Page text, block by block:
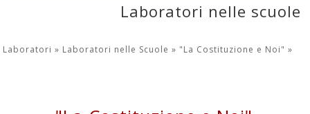
Laboratori nelle scuole
Laboratori » Laboratori nelle Scuole » "La Costituzione e Noi"»